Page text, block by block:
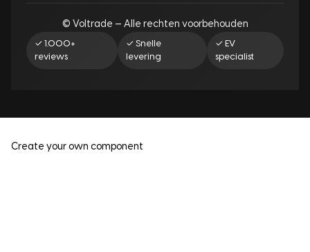
© Voltrade — Alle rechten voorbehouden
✓ 1.000+
reviews
✓ Snelle
levering
✓ EV
specialist
Create your own component